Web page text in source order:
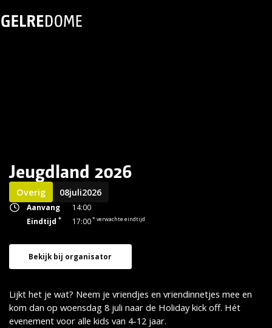
Jeugdland 2026
Overig 08juli2026
Aanvang
14:00
Eindtijd* 17:00* verwachte eindtijd
Bekijk bij organisator
Lijkt het je wat? Neem je vriendjes en vriendinnetjes mee en
kom dan op woensdag 8 juli naar de Holiday kick off. Hét
evenement voor alle kids van 4-12 jaar.